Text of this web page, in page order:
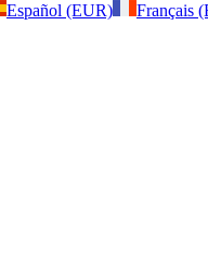
Español (EUR) Français